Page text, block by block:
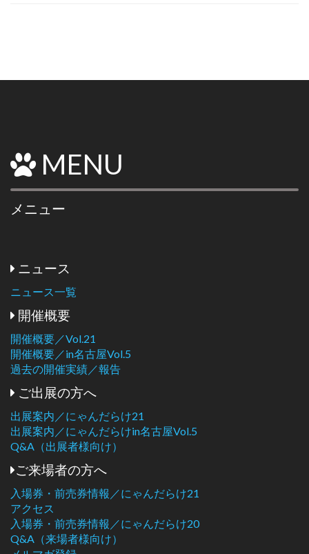
MENU
メニュー
ニュース
ニュース一覧
開催概要
開催概要／Vol.21
開催概要／in名古屋Vol.5
過去の開催実績／報告
ご出展の方へ
出展案内／にゃんだらけ21
出展案内／にゃんだらけin名古屋Vol.5
Q&A（出展者様向け）
ご来場者の方へ
入場券・前売券情報／にゃんだらけ21
アクセス
入場券・前売券情報／にゃんだらけ20
Q&A（来場者様向け）